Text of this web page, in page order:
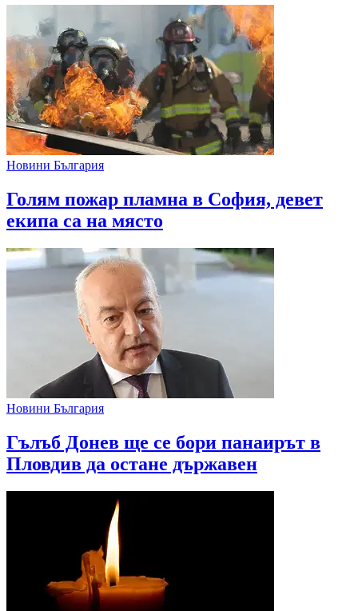
Новини България
Голям пожар пламна в София, девет
екипа са на място
Новини България
Гълъб Донев ще се бори панаирът в
Пловдив да остане държавен